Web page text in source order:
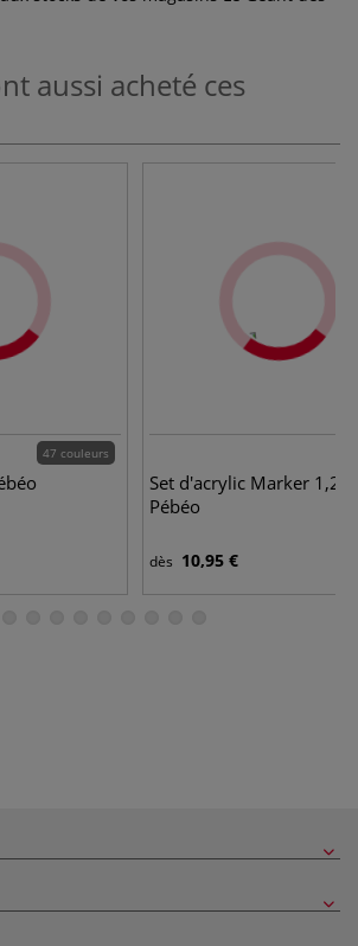
aussi acheté ces
47 couleurs
Set d'acrylic Marker
Pébéo
dès 10,95 €